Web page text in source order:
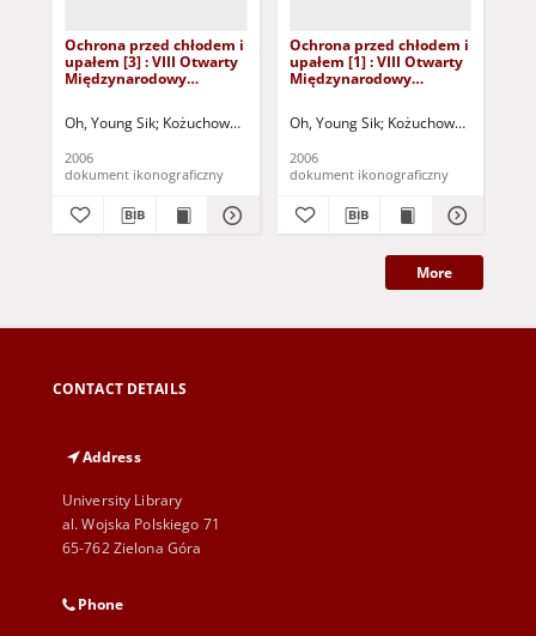
Ochrona przed chłodem i
upałem [3] : VIII Otwarty
Międzynarodowy
Satyryczny / Young Sik
Oh
Oh, Young Sik Kożuchowski Ośrodek Kultury i Sportu "Zamek"
2006
dokument ikonograficzny
Ochrona przed chłodem i
upałem [1] : VIII Otwarty
Międzynarodowy
Satyryczny / Young Sik
Oh
Oh, Young Sik Kożuchowski
2006
dokument ikonograficzny
More
CONTACT DETAILS
Address
University Library
al. Wojska Polskiego 71
65-762 Zielona Góra
Phone